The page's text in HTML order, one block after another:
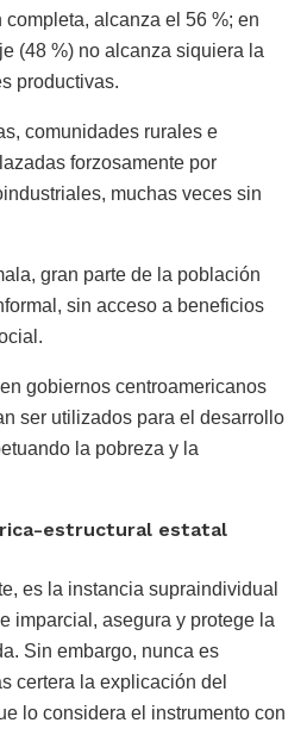
alcanza el 56 %; en
(48 %) no alcanza siquiera la
productivas.
comunidades rurales e
forzosamente por
muchas veces sin
gran parte de la población
sin acceso a beneficios
gobiernos centroamericanos
ser utilizados para el desarrollo
la pobreza y la
estructural estatal
es la instancia supraindividual
imparcial, asegura y protege la
Sin embargo, nunca es
certera la explicación del
lo considera el instrumento con